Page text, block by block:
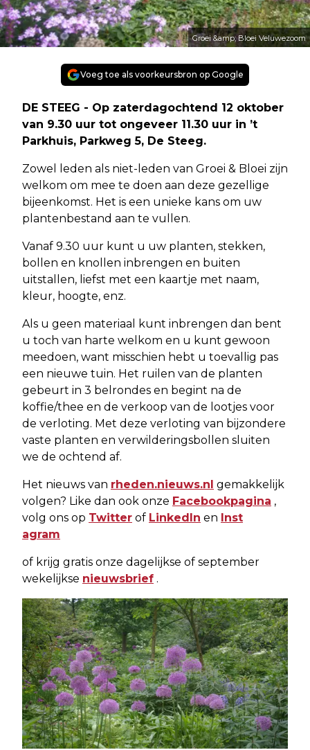
Groei &amp; Bloei Veluwezoom
Voeg toe als voorkeursbron op Google
DE STEEG - Op zaterdagochtend 12 oktober
van 9.30 uur tot ongeveer 11.30 uur in ’t
Parkhuis, Parkweg 5, De Steeg.
Zowel leden als niet-leden van Groei & Bloei zijn
welkom om mee te doen aan deze gezellige
bijeenkomst. Het is een unieke kans om uw
plantenbestand aan te vullen.
Vanaf 9.30 uur kunt u uw planten, stekken,
bollen en knollen inbrengen en buiten
uitstallen, liefst met een kaartje met naam,
kleur, hoogte, enz.
Als u geen materiaal kunt inbrengen dan bent
u toch van harte welkom en u kunt gewoon
meedoen, want misschien hebt u toevallig pas
een nieuwe tuin. Het ruilen van de planten
gebeurt in 3 belrondes en begint na de
koffie/thee en de verkoop van de lootjes voor
de verloting. Met deze verloting van bijzondere
vaste planten en verwilderingsbollen sluiten
we de ochtend af.
Het nieuws van rheden.nieuws.nl gemakkelijk
volgen? Like dan ook onze Facebookpagina ,
volg ons op Twitter of LinkedIn en Inst
agram
of krijg gratis onze dagelijkse of september
wekelijkse nieuwsbrief .